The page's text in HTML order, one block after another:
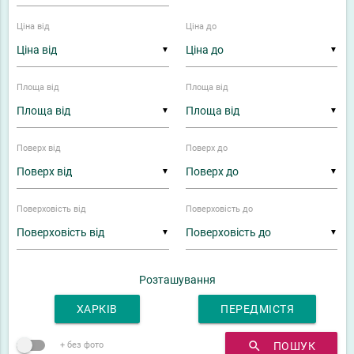
▼
Ціна від
▼
Ціна до
▼
Площа від
▼
Площа від
▼
Поверх від
▼
Поверх до
▼
Поверховість від
▼
Поверховість до
Розташування
ХАРКІВ ПЕРЕДМІСТЯ
+ без фото search ПОШУК